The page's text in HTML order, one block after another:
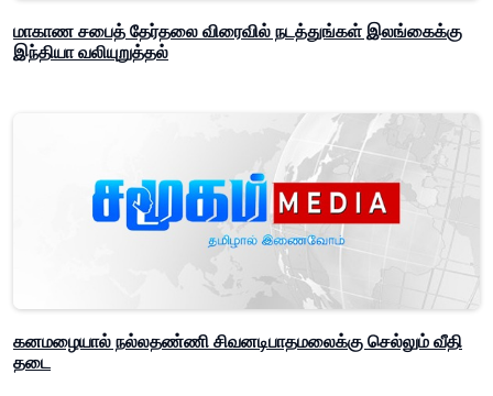
மாகாண சபைத் தேர்தலை விரைவில் நடத்துங்கள் இலங்கைக்கு
இந்தியா வலியுறுத்தல்
கனமழையால் நல்லதண்ணி சிவனடிபாதமலைக்கு செல்லும் வீதி
தடை